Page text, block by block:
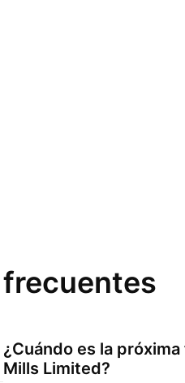
¿Cuándo es la
Mills Limited?